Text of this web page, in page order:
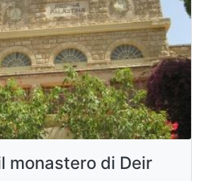
monastero di Deir